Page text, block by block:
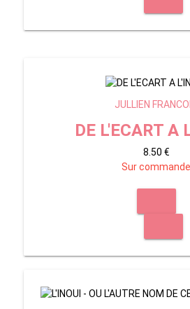
JULLIEN
DE L'ECART A
8.50 €
Sur commande